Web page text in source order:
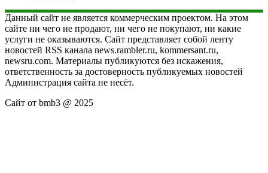
Данный сайт не является коммерческим проектом. На этом
сайте ни чего не продают, ни чего не покупают, ни какие
услуги не оказываются. Сайт представляет собой ленту
новостей RSS канала news.rambler.ru, kommersant.ru,
newsru.com. Материалы публикуются без искажения,
ответственность за достоверность публикуемых новостей
Администрация сайта не несёт.
Сайт от bmb3 @ 2025